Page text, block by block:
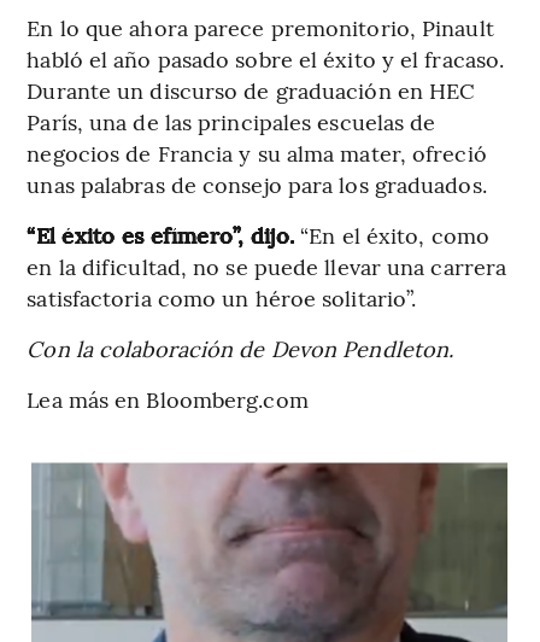
En lo que ahora parece premonitorio, Pinault
habló el año pasado sobre el éxito y el fracaso.
Durante un discurso de graduación en HEC
París, una de las principales escuelas de
negocios de Francia y su alma mater, ofreció
unas palabras de consejo para los graduados.
“El éxito es efímero”, dijo. “En el éxito, como
en la dificultad, no se puede llevar una carrera
satisfactoria como un héroe solitario”.
Con la colaboración de Devon Pendleton.
Lea más en Bloomberg.com